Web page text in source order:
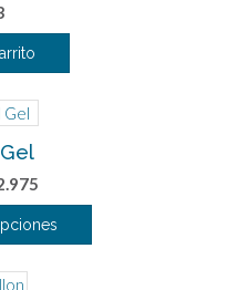
de
precios: